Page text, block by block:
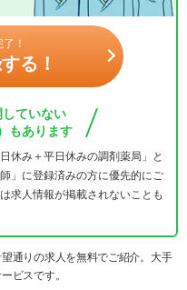
！
る！
ていない
もあります
休み＋平日休みの調剤薬局」と
」に登録済みの方に優先的にご
求人情報が掲載されないことも
通りの求人を無料でご紹介。大手
ビスです。